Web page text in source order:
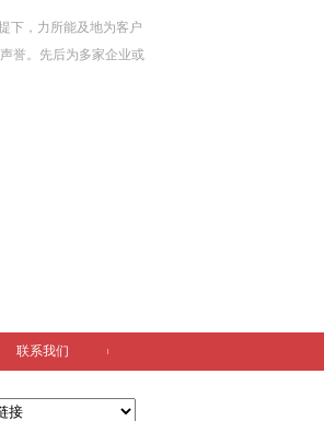
下，力所能及地为客户
誉。先后为多家企业或
联系我们